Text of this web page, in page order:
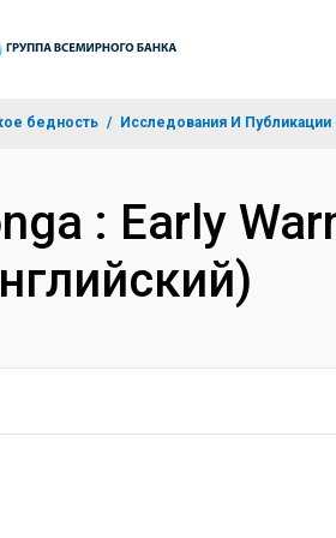
бедность Исследования И Публикации
: Early